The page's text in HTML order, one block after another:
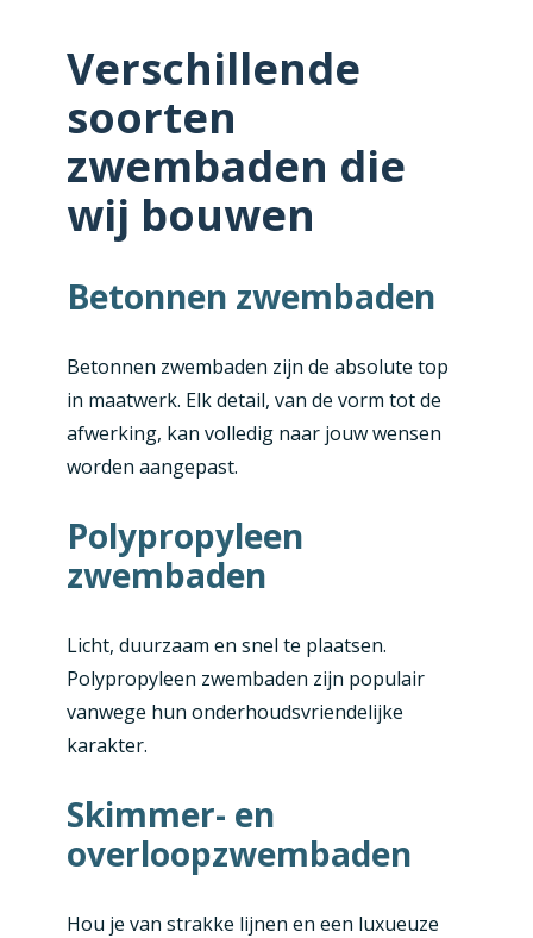
Verschillende
soorten
zwembaden die
wij bouwen
Betonnen zwembaden
Betonnen zwembaden zijn de absolute top
in maatwerk. Elk detail, van de vorm tot de
afwerking, kan volledig naar jouw wensen
worden aangepast.
Polypropyleen
zwembaden
Licht, duurzaam en snel te plaatsen.
Polypropyleen zwembaden zijn populair
vanwege hun onderhoudsvriendelijke
karakter.
Skimmer- en
overloopzwembaden
Hou je van strakke lijnen en een luxueuze